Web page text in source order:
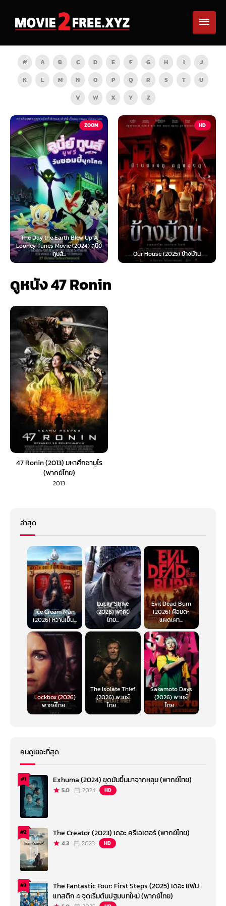
# A B C D E F G H I
J
K
L M N O P Q R S T
U
V
W X Y Z
ZOOM
Blew Up A
(2024) ลูนี่ย์
HD
Our House (2025) ข้างบ้าน
TV
Teach You a Lesson
นี้ต้องโดนสั่งส
ดูหนัง 47 Ronin
47 Ronin (2013) มหาศึกซามูไร
(พากย์ไทย)
2013
ล่าสุด
Ice Cream Man
(2026) หวานเย็น...
Lucky Strike
(2026) พากย์
ไทย...
Evil Dead Burn
(2026) ผีอมตะ
แผดเผา...
Lockbox (2026)
พากย์ไทย...
The Isolate Thief
(2026) พากย์
ไทย...
Sakamoto Days
(2026) พากย์
ไทย...
คนดูเยอะที่สุด
#1 Exhuma (2024) ขุดมันขึ้นมาจากหลุม (พากย์ไทย)
5.0 2024 HD
#2 The Creator (2023) เดอะ ครีเอเตอร์ (พากย์ไทย)
4.3 2023 HD
#3
The Fantastic Four: First Steps (2025) เดอะ แฟน
แทสติก 4 จุดเริ่มต้นปฐมบทใหม่ (พากย์ไทย)